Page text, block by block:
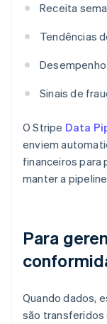
Receita
Tendências
Sinais de
O Stripe Data
enviem
financeiros para
manter a
Para
Quando dados,
são transferidos